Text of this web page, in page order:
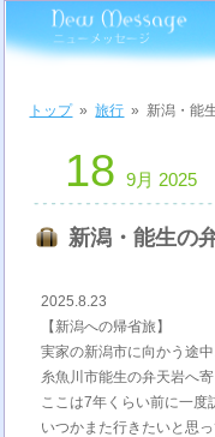
トップ»旅行 » 新潟・能
18 9月 2025
新潟・能生の
2025.8.23
【新潟への帰省旅】
実家の新潟市に向かう途中
糸魚川市能生の弁天岩へ寄
ここは7年くらい前に一度
いつかまた行きたいと思っ